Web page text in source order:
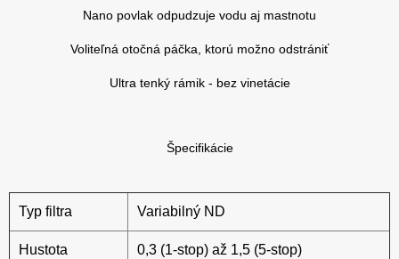
Nano povlak odpudzuje vodu aj mastnotu
Voliteľná otočná páčka, ktorú možno odstrániť
Ultra tenký rámik - bez vinetácie
Špecifikácie
Typ filtra Variabilný ND
Hustota 0,3 (1-stop) až 1,5 (5-stop)